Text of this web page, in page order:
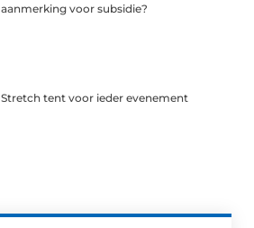
aanmerking voor subsidie?
Stretch tent voor ieder evenement